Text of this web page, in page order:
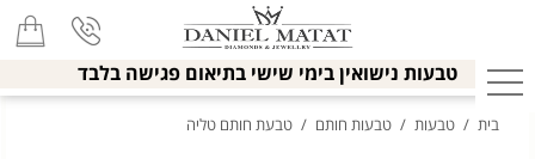
טבעות נישואין בימי שישי בתיאום פגישה בלבד
בית / טבעות / טבעות חותם / טבעת חותם טליה